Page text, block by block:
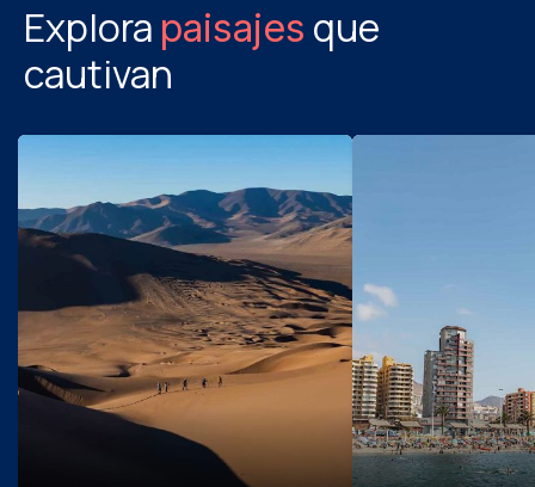
Explora paisajes que
cautivan